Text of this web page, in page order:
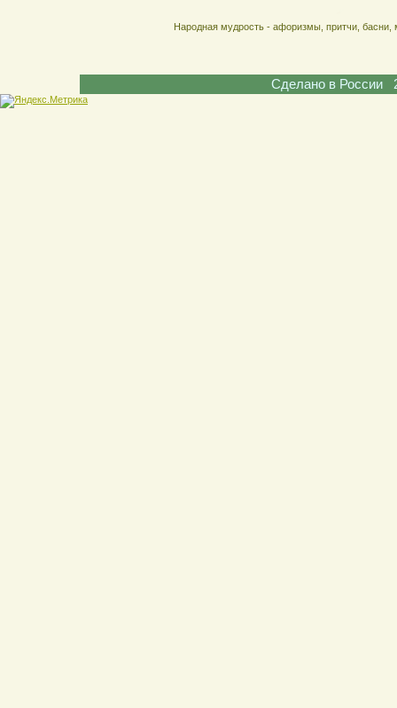
Народная мудрость - афоризмы, притчи,
Сделано в России